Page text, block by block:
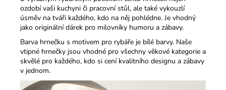
ozdobí vaši kuchyni či pracovní stůl, ale také vykouzlí
úsměv na tváři každého, kdo na něj pohlédne. Je vhodný
jako originální dárek pro milovníky humoru a zábavy.​
Barva hrnečku s motivem pro rybáře je bílé barvy. Naše
vtipné hrnečky jsou vhodné pro všechny věkové kategorie a
skvělé pro každého, kdo si cení kvalitního designu a zábavy
v jednom.​